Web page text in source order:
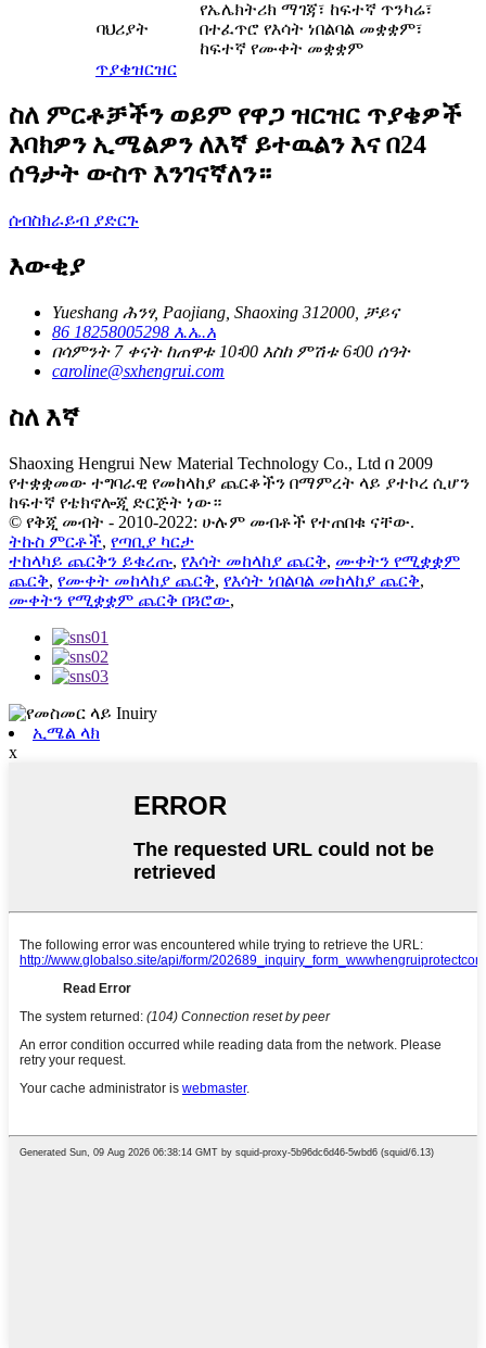
ባህሪያት
የኤሌክትሪክ ማገጃ፣ ከፍተኛ ጥንካሬ፣
በተፈጥሮ የእሳት ነበልባል መቋቋም፣
ከፍተኛ የሙቀት መቋቋም
ጥያቄዝርዝር
ስለ ምርቶቻችን ወይም የዋጋ ዝርዝር ጥያቄዎች
እባክዎን ኢሜልዎን ለእኛ ይተዉልን እና በ24
ሰዓታት ውስጥ እንገናኛለን።
ሰብስክራይብ ያድርጉ
እውቂያ
Yueshang ሕንፃ, Paojiang, Shaoxing 312000, ቻይና
86 18258005298 እ.ኤ.አ
በሳምንት 7 ቀናት ከጠዋቱ 10፡00 እስከ ምሽቱ 6፡00 ሰዓት
caroline@sxhengrui.com
ስለ እኛ
Shaoxing Hengrui New Material Technology Co., Ltd በ 2009
የተቋቋመው ተግባራዊ የመከላከያ ጨርቆችን በማምረት ላይ ያተኮረ ሲሆን
ከፍተኛ የቴክኖሎጂ ድርጅት ነው።
© የቅጂ መብት - 2010-2022: ሁሉም መብቶች የተጠበቁ ናቸው.
ትኩስ ምርቶች, የጣቢያ ካርታ
ተከላካይ ጨርቅን ይቁረጡ, የእሳት መከላከያ ጨርቅ, ሙቀትን የሚቋቋም
ጨርቅ, የሙቀት መከላከያ ጨርቅ, የእሳት ነበልባል መከላከያ ጨርቅ,
ሙቀትን የሚቋቋም ጨርቅ በጓሮው,
ኢሜል ላክ
x